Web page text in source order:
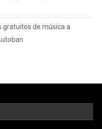
gratuitos de música a